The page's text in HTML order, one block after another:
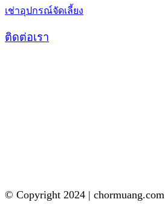
เช่าอุปกรณ์จัดเลี้ยง
ติดต่อเรา
© Copyright 2024 | chormuang.com